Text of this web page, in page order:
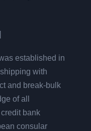
established in
with
and break-bulk
of all
bank
consular